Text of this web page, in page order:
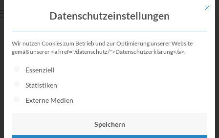
KfW Bildungskredit
Deine finanzielle Förderung
fürs Studiums!
Mit
Datenschutzeinstellungen
Wir nutzen Cookies zum Betrieb und zur Optimierung unserer Website
gemäß unserer <a href="/datenschutz/">Datenschutzerklärung</a>.
Es folgt eine Liste der Service-Gruppen, für die eine
Essenziell
Statistiken
Externe Medien
Speichern